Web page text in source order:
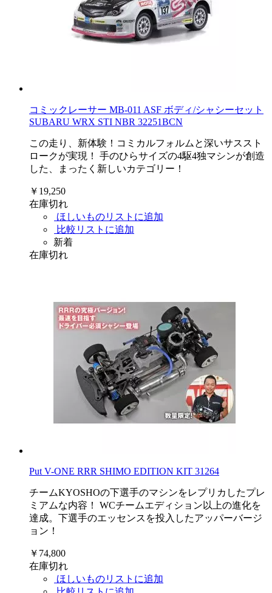
コミックレーサー MB-011 ASF ボディ/シャシーセット
SUBARU WRX STI NBR 32251BCN
この走り、新体験！コミカルフォルムと深いサススト
ロークが実現！ 手のひらサイズの4駆4独マシンが創造
した、まったく新しいカテゴリー！
￥19,250
在庫切れ
ほしいものリストに追加
比較リストに追加
新着
在庫切れ
Put V-ONE RRR SHIMO EDITION KIT 31264
チームKYOSHOの下選手のマシンをレプリカしたプレ
ミアムな内容！ WCチームエディション以上の進化を
達成。下選手のエッセンスを投入したアッパーバージ
ョン！
￥74,800
在庫切れ
ほしいものリストに追加